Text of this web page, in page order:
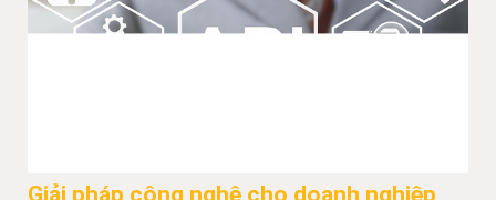
Giải pháp công nghệ cho doanh nghiệp